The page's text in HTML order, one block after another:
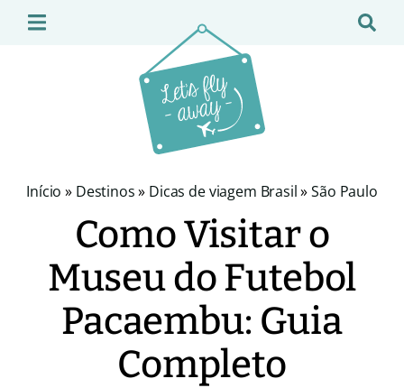
Início » Destinos» Dicas de viagem Brasil»São Paulo
Como Visitar o
Museu do Futebol
Pacaembu: Guia
Completo